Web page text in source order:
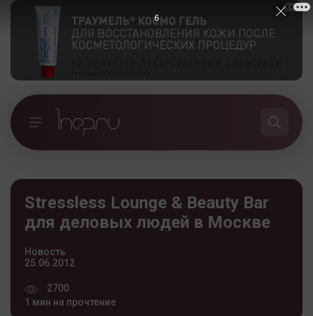
Stressless Lounge & Beauty Bar
для деловых людей в Москве
Новость
25.06.2012
2700
1 мин на прочтение
5